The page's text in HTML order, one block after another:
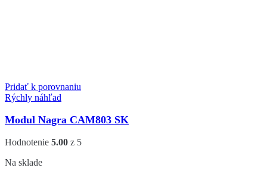
Pridať k porovnaniu
Rýchly náhľad
Modul Nagra CAM803 SK
Hodnotenie 5.00 z 5
Na sklade